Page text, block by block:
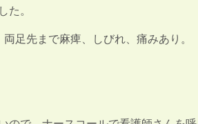
た。
足先まで麻痺、しびれ、痛みあり。